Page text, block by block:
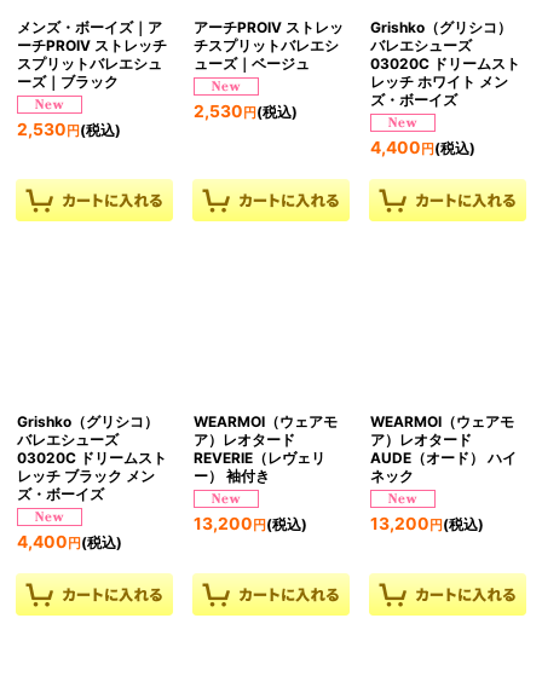
メンズ・ボーイズ｜ア
ーチPROIV ストレッチ
スプリットバレエシュ
ーズ｜ブラック
2,530 円 (税込)
アーチPROIV ストレッ
チスプリットバレエシ
ューズ｜ベージュ
2,530 円(税込)
Grishko（グリシコ）
バレエシューズ
03020C ドリームスト
レッチ ホワイト メン
ズ・ボーイズ
4,400 円(税込)
Grishko（グリシコ）
バレエシューズ
03020C ドリームスト
レッチ ブラック メン
ズ・ボーイズ
4,400 円 (税込)
WEARMOI（ウェアモ
ア）レオタード
REVERIE（レヴェリ
ー） 袖付き
13,200 円(税込)
WEARMOI（ウェアモ
ア）レオタード
AUDE（オード） ハイ
ネック
13,200 円(税込)